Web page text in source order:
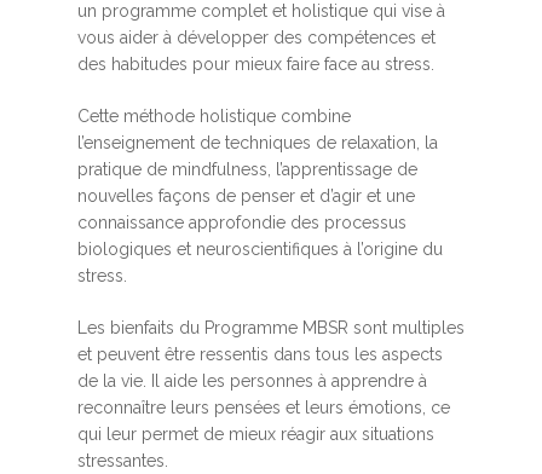
un programme complet et holistique qui vise à
vous aider à développer des compétences et
des habitudes pour mieux faire face au stress.
Cette méthode holistique combine
l’enseignement de techniques de relaxation, la
pratique de mindfulness, l’apprentissage de
nouvelles façons de penser et d’agir et une
connaissance approfondie des processus
biologiques et neuroscientifiques à l’origine du
stress.
Les bienfaits du Programme MBSR sont multiples
et peuvent être ressentis dans tous les aspects
de la vie. Il aide les personnes à apprendre à
reconnaître leurs pensées et leurs émotions, ce
qui leur permet de mieux réagir aux situations
stressantes.